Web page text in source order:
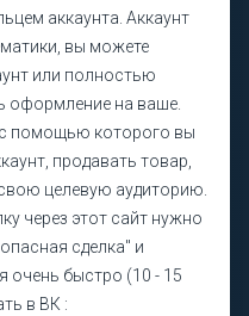
аккаунта. Аккаунт
вы можете
или полностью
оформление на ваше.
помощью которого вы
продавать товар,
целевую аудиторию.
через этот сайт нужно
сделка" и
очень быстро (10 - 15
в ВК :